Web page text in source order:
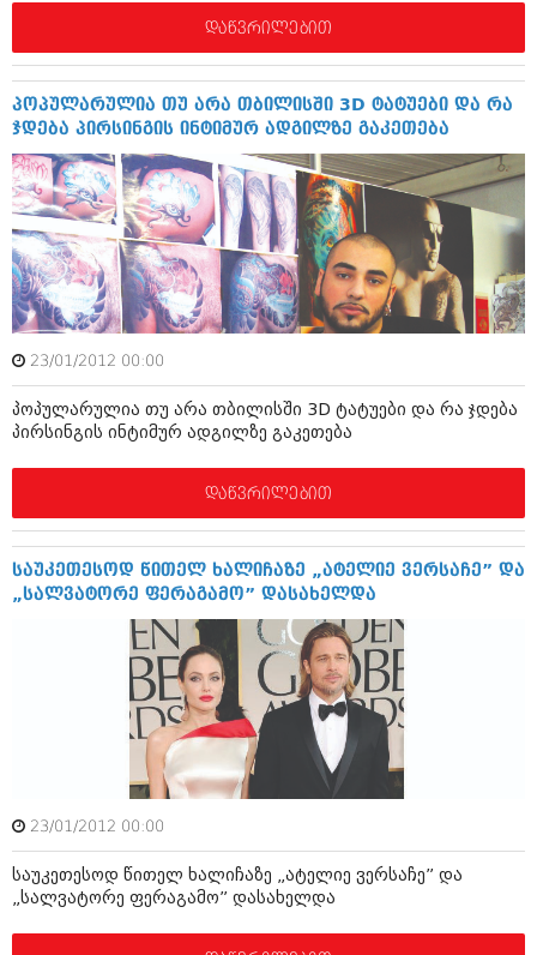
გვარები
თემიდას სასწორი
იუმორი
კალეიდოსკოპი
ჰოროსკოპი და შეუცნობელი
კრიმინალი
სახალისო ამბები
შოუბიზნესი
ქალი და მამაკაცი
ისტორია
არქივი
აგვისტო 2018 (162)
ივლისი 2018 (223)
მაისი 2018 (211)
მარტი 2018 (256)
თებერვალი 2018 (208)
იანვარი 2018 (215)
კალეიდოსკოპი
ჰოროსკოპი და შეუცნობელი
კრიმინალი
რომანი და დეტექტივი
სახალისო ამბები
შოუბიზნესი
დაიჯესტი
ქალი და მამაკაცი
ანონსი
არქივი
ნოემბერი 2020 (103)
ოქტომბერი 2020 (209)
სექტემბერი 2020 (204)
აგვისტო 2020 (249)
ივლისი 2020 (204)
ივნისი 2020 (249)
არქივის ზომის ნახვა
დაწვრილებით
პოპულარულია თუ არა თბილისში 3D ტატუები და რა
ჯდება პირსინგის ინტიმურ ადგილზე გაკეთება
23/01/2012 00:00
პოპულარულია თუ არა თბილისში 3D ტატუები და რა ჯდება
პირსინგის ინტიმურ ადგილზე გაკეთება
დაწვრილებით
საუკეთესოდ წითელ ხალიჩაზე „ატელიე ვერსაჩე” და
„სალვატორე ფერაგამო” დასახელდა
23/01/2012 00:00
საუკეთესოდ წითელ ხალიჩაზე „ატელიე ვერსაჩე” და
„სალვატორე ფერაგამო” დასახელდა